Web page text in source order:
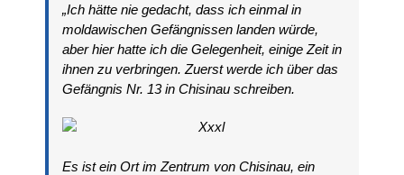
„Ich hätte nie gedacht, dass ich einmal in
moldawischen Gefängnissen landen würde,
aber hier hatte ich die Gelegenheit, einige Zeit in
ihnen zu verbringen. Zuerst werde ich über das
Gefängnis Nr. 13 in Chisinau schreiben.
Es ist ein Ort im Zentrum von Chisinau, ein